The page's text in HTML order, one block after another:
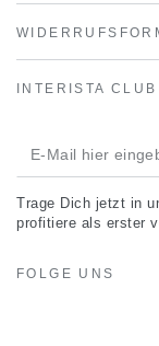
INTERISTA CLUB
E-
Mail
hier
Trage Dich jetzt in
profitiere als erster
FOLGE UNS